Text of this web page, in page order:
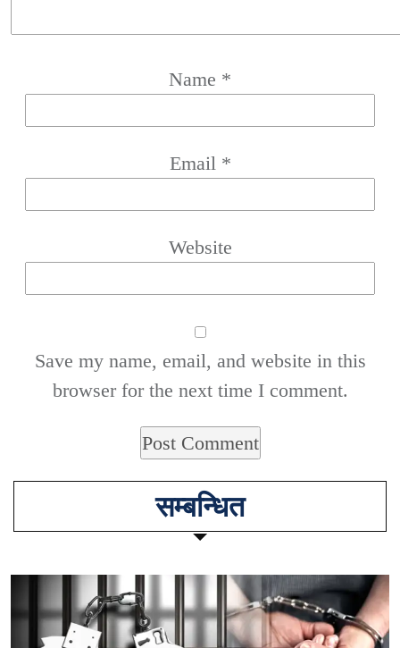
Name *
Email *
Website
Save my name, email, and website in this
browser for the next time I comment.
सम्बन्धित